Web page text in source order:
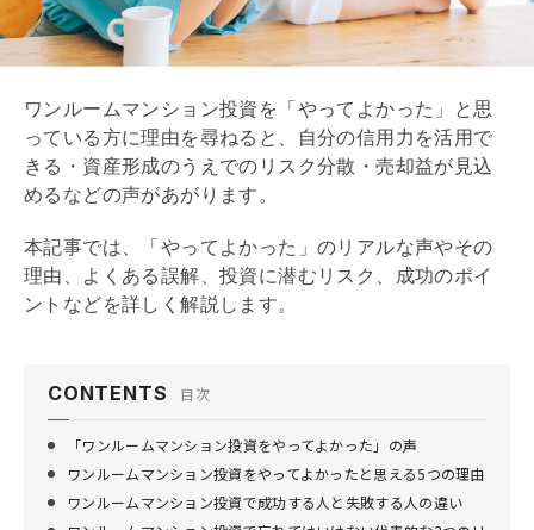
ワンルームマンション投資を「やってよかった」と思
っている方に理由を尋ねると、自分の信用力を活用で
きる・資産形成のうえでのリスク分散・売却益が見込
めるなどの声があがります。
本記事では、「やってよかった」のリアルな声やその
理由、よくある誤解、投資に潜むリスク、成功のポイ
ントなどを詳しく解説します。
CONTENTS 目次
「ワンルームマンション投資をやってよかった」の声
ワンルームマンション投資をやってよかったと思える5つの理由
ワンルームマンション投資で成功する人と失敗する人の違い